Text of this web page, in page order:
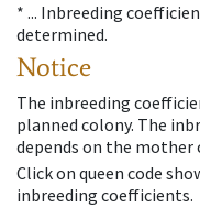
* ... Inbreeding
determined.
Notice
The inbreeding
planned colony. The
depends on the mother
Click on queen code
inbreeding coefficients.